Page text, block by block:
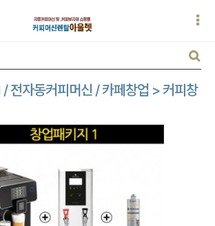
/ 전자동커피머신 / 카페창업 > 커피창